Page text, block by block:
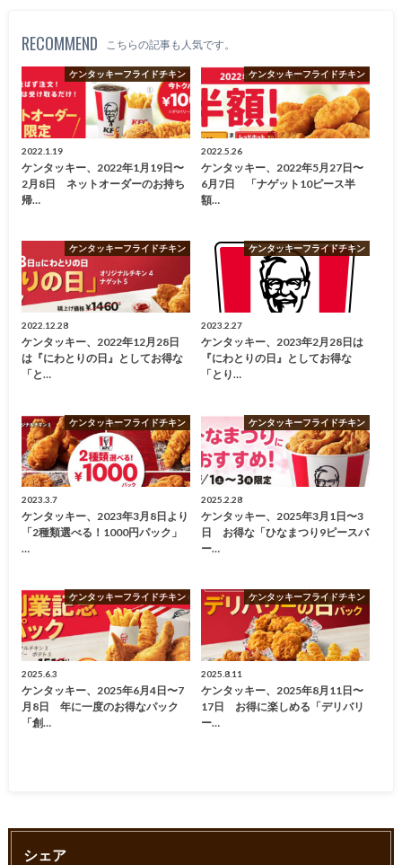
RECOMMEND こちらの記事も人気です。
ケンタッキーフライドチキン
2022.1.19
ケンタッキー、2022年1月19日〜
2月8日 ネットオーダーのお持ち
帰…
ケンタッキーフライドチキン
2022.5.26
ケンタッキー、2022年5月27日〜
6月7日 「ナゲット10ピース半
額…
ケンタッキーフライドチキン
2022.12.28
ケンタッキー、2022年12月28日
は『にわとりの日』としてお得な
「と…
ケンタッキーフライドチキン
2023.2.27
ケンタッキー、2023年2月28日は
『にわとりの日』としてお得な
「とり…
ケンタッキーフライドチキン
2023.3.7
ケンタッキー、2023年3月8日より
「2種類選べる！1000円パック」
…
ケンタッキーフライドチキン
2025.2.28
ケンタッキー、2025年3月1日〜3
日 お得な「ひなまつり9ピースバ
ー…
ケンタッキーフライドチキン
2025.6.3
ケンタッキー、2025年6月4日〜7
月8日 年に一度のお得なパック
「創…
ケンタッキーフライドチキン
2025.8.11
ケンタッキー、2025年8月11日〜
17日 お得に楽しめる「デリバリ
ー…
シェア